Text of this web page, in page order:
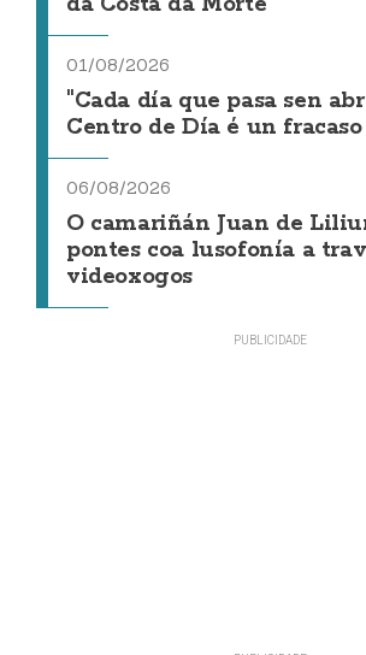
01/08/2026
"Cada día que pasa sen
Centro de Día é un
06/08/2026
O camariñán Juan de
pontes coa lusofonía a
videoxogos